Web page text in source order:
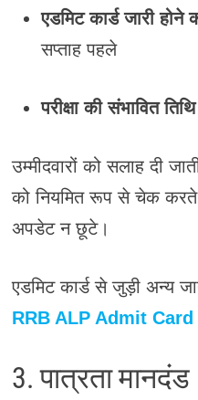
एडमिट कार्ड जारी होने
सप्ताह पहले
परीक्षा की संभावित तिथि
उम्मीदवारों को सलाह दी
को नियमित रूप से चेक करते
अपडेट न छूटे।
एडमिट कार्ड से जुड़ी अन्य
RRB ALP Admit Card
3. पात्रता मानदंड